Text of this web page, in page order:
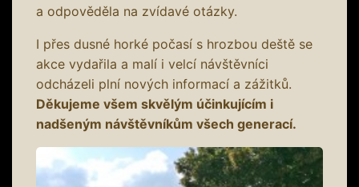
a odpověděla na zvídavé otázky.
I přes dusné horké počasí s hrozbou deště se
akce vydařila a malí i velcí návštěvníci
odcházeli plní nových informací a zážitků.
Děkujeme všem skvělým účinkujícím i
nadšeným návštěvníkům všech generací.